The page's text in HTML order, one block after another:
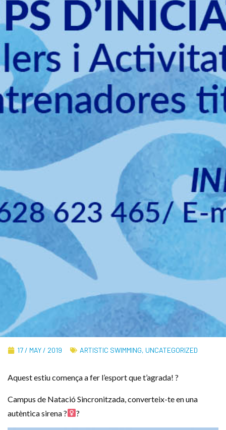
17 / MAY / 2019 ARTISTIC SWIMMING, UNCATEGORIZED
Aquest estiu comença a fer l’esport que t’agrada! ?
Campus de Natació Sincronitzada, converteix-te en una
autèntica sirena ?‍
?